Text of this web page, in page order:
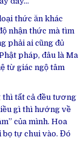
thức ăn khác
nhận thức mà tìm
phải ai cũng đủ
pháp, đâu là Ma
từ giác ngộ tâm
thì tất cả đều tương
gì thì hướng về
của mình. Hoa
tự chui vào. Đó